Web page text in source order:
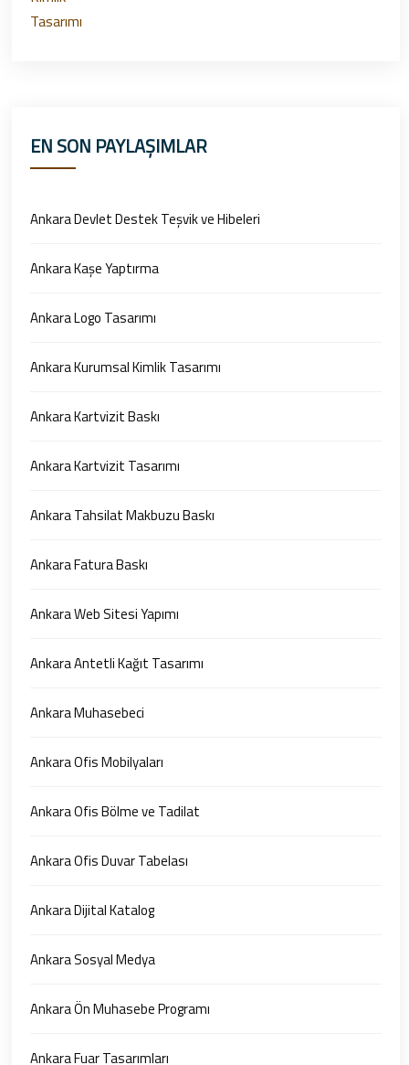
EN SON PAYLAŞIMLAR
Ankara Devlet Destek Teşvik ve Hibeleri
Ankara Kaşe Yaptırma
Ankara Logo Tasarımı
Ankara Kurumsal Kimlik Tasarımı
Ankara Kartvizit Baskı
Ankara Kartvizit Tasarımı
Ankara Tahsilat Makbuzu Baskı
Ankara Fatura Baskı
Ankara Web Sitesi Yapımı
Ankara Antetli Kağıt Tasarımı
Ankara Muhasebeci
Ankara Ofis Mobilyaları
Ankara Ofis Bölme ve Tadilat
Ankara Ofis Duvar Tabelası
Ankara Dijital Katalog
Ankara Sosyal Medya
Ankara Ön Muhasebe Programı
Ankara Fuar Tasarımları